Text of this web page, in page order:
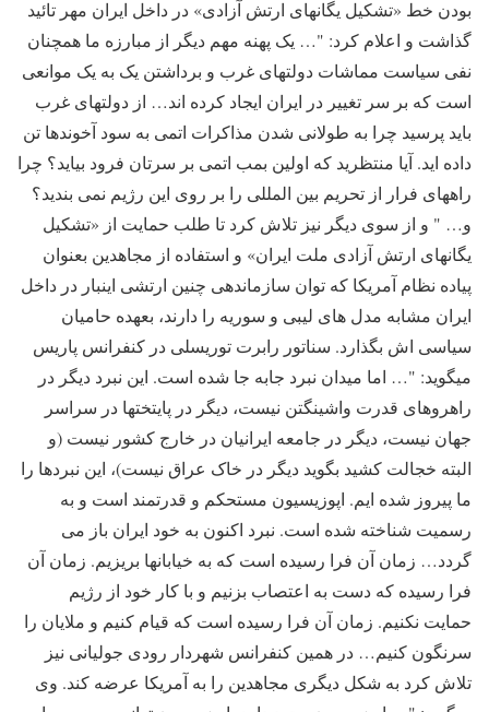
بودن خط «تشکیل یگانهای ارتش آزادی» در داخل ایران مهر تائید
گذاشت و اعلام کرد: "… یک پهنه مهم دیگر از مبارزه ما همچنان
نفی سیاست مماشات دولتهای غرب و برداشتن یک به یک موانعی
است که بر سر تغییر در ایران ایجاد کرده اند… از دولتهای غرب
باید پرسید چرا به طولانی شدن مذاکرات اتمی به سود آخوندها تن
داده اید. آیا منتظرید که اولین بمب اتمی بر سرتان فرود بیاید؟ چرا
راههای فرار از تحریم بین المللی را بر روی این رژیم نمی بندید؟
و… " و از سوی دیگر نیز تلاش کرد تا طلب حمایت از «تشکیل
یگانهای ارتش آزادی ملت ایران» و استفاده از مجاهدین بعنوان
پیاده نظام آمریکا که توان سازماندهی چنین ارتشی اینبار در داخل
ایران مشابه مدل های لیبی و سوریه را دارند، بعهده حامیان
سیاسی اش بگذارد. سناتور رابرت توریسلی در کنفرانس پاریس
میگوید: "… اما میدان نبرد جابه جا شده است. این نبرد دیگر در
راهروهای قدرت واشینگتن نیست، دیگر در پایتختها در سراسر
جهان نیست، دیگر در جامعه ایرانیان در خارج کشور نیست (و
البته خجالت کشید بگوید دیگر در خاک عراق نیست)، این نبردها را
ما پیروز شده ایم. اپوزیسیون مستحکم و قدرتمند است و به
رسمیت شناخته شده است. نبرد اکنون به خود ایران باز می
گردد… زمان آن فرا رسیده است که به خیابانها بریزیم. زمان آن
فرا رسیده که دست به اعتصاب بزنیم و با کار خود از رژیم
حمایت نکنیم. زمان آن فرا رسیده است که قیام کنیم و ملایان را
سرنگون کنیم… در همین کنفرانس شهردار رودی جولیانی نیز
تلاش کرد به شکل دیگری مجاهدین را به آمریکا عرضه کند. وی